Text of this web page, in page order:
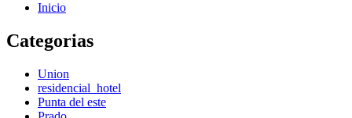
Inicio
Categorias
Union
residencial_hotel
Punta del este